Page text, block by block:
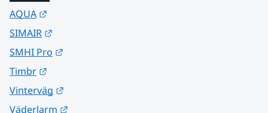
AQUA
SIMAIR
SMHI Pro
Timbr
Vinterväg
Väderlarm